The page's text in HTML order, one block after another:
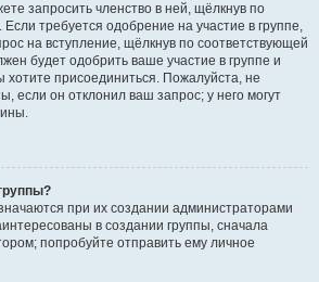
запросить членство в ней, щёлкнув по
требуется одобрение на участие в группе,
на вступление, щёлкнув по соответствующей
будет одобрить ваше участие в группе и
хотите присоединиться. Пожалуйста, не
если он отклонил ваш запрос; у него могут
при их создании администраторами
в создании группы, сначала
попробуйте отправить ему личное